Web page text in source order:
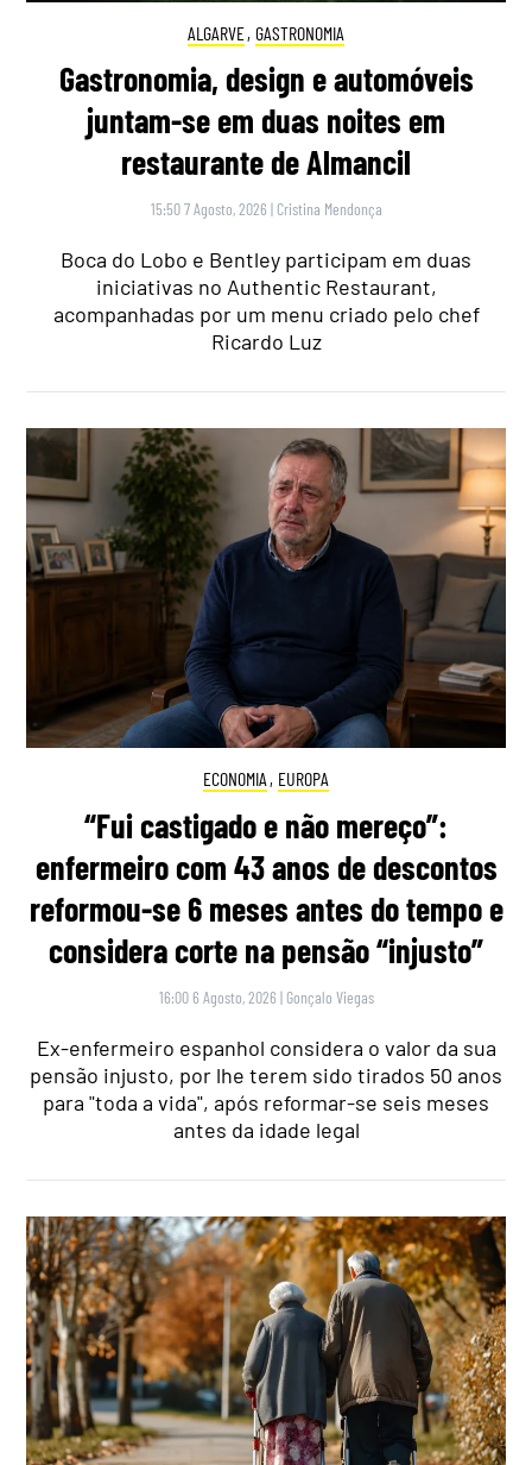
ALGARVE, GASTRONOMIA
Gastronomia, design e automóveis
juntam-se em duas noites em
restaurante de Almancil
15:50 7 Agosto, 2026 | Cristina Mendonça
Boca do Lobo e Bentley participam em duas
iniciativas no Authentic Restaurant,
acompanhadas por um menu criado pelo chef
Ricardo Luz
ECONOMIA , EUROPA
“Fui castigado e não mereço”:
enfermeiro com 43 anos de descontos
reformou-se 6 meses antes do tempo e
considera corte na pensão “injusto”
16:00 6 Agosto, 2026 | Gonçalo Viegas
Ex-enfermeiro espanhol considera o valor da sua
pensão injusto, por lhe terem sido tirados 50 anos
para "toda a vida", após reformar-se seis meses
antes da idade legal